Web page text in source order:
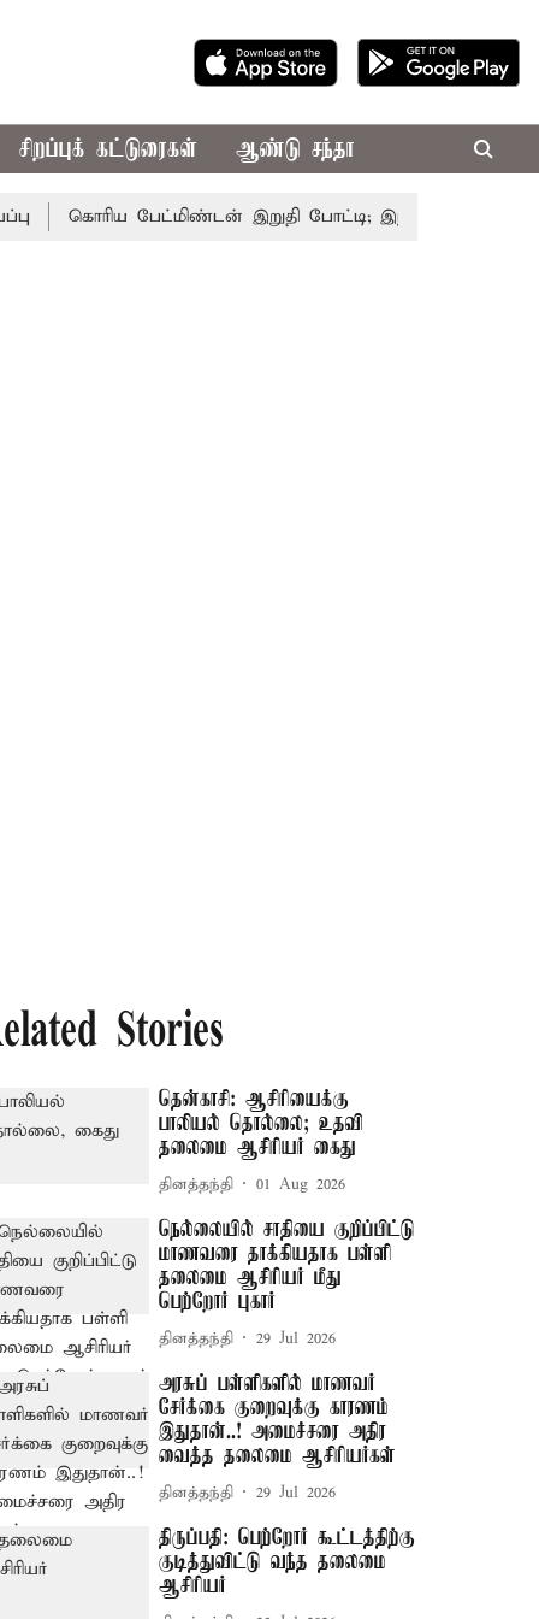
சிறப்புக் கட்டுரைகள் ஆண்டு சந்தா
கொரிய பேட்மிண்டன் இறுதி போட்டி; இந்திய வீராங்கனை
Stories
தென்காசி: ஆசிரியைக்கு
பாலியல் தொல்லை; உதவி
தலைமை ஆசிரியர் கைது
தினத்தந்தி 01 Aug 2026
நெல்லையில் சாதியை குறிப்பிட்டு
மாணவரை தாக்கியதாக பள்ளி
தலைமை ஆசிரியர் மீது
பெற்றோர் புகார்
தினத்தந்தி 29 Jul 2026
அரசுப் பள்ளிகளில் மாணவர்
சேர்க்கை குறைவுக்கு காரணம்
இதுதான்..! அமைச்சரை அதிர
வைத்த தலைமை ஆசிரியர்கள்
தினத்தந்தி 29 Jul 2026
திருப்பதி: பெற்றோர் கூட்டத்திற்கு
குடித்துவிட்டு வந்த தலைமை
ஆசிரியர்